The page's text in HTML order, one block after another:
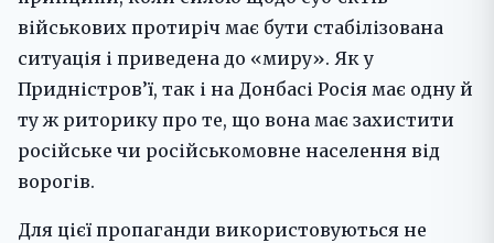
військових протиріч має бути стабілізована
ситуація і приведена до «миру». Як у
Придністров’ї, так і на Донбасі Росія має одну й
ту ж риторику про те, що вона має захистити
російське чи російськомовне населення від
ворогів.
Для цієї пропаганди використовуються не